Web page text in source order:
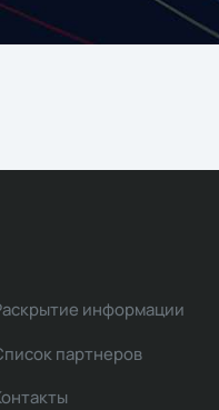
информации
партнеров